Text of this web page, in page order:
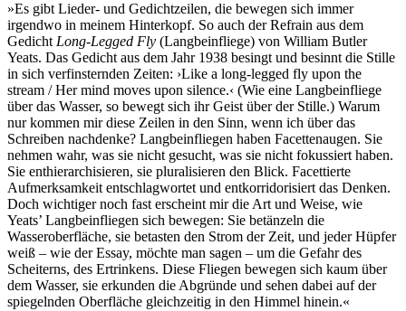
»Es gibt Lieder- und Gedichtzeilen, die bewegen sich immer
irgendwo in meinem Hinterkopf. So auch der Refrain aus dem
GedichtLong-Legged Fly (Langbeinfliege) von William Butler
Yeats. Das Gedicht aus dem Jahr 1938 besingt und besinnt die Stille
in sich verfinsternden Zeiten: ›Like a long-legged fly upon the
stream / Her mind moves upon silence.‹ (Wie eine Langbeinfliege
über das Wasser, so bewegt sich ihr Geist über der Stille.) Warum
nur kommen mir diese Zeilen in den Sinn, wenn ich über das
Schreiben nachdenke? Langbeinfliegen haben Facettenaugen. Sie
nehmen wahr, was sie nicht gesucht, was sie nicht fokussiert haben.
Sie enthierarchisieren, sie pluralisieren den Blick. Facettierte
Aufmerksamkeit entschlagwortet und entkorridorisiert das Denken.
Doch wichtiger noch fast erscheint mir die Art und Weise, wie
Yeats’ Langbeinfliegen sich bewegen: Sie betänzeln die
Wasseroberfläche, sie betasten den Strom der Zeit, und jeder Hüpfer
weiß – wie der Essay, möchte man sagen – um die Gefahr des
Scheiterns, des Ertrinkens. Diese Fliegen bewegen sich kaum über
dem Wasser, sie erkunden die Abgründe und sehen dabei auf der
spiegelnden Oberfläche gleichzeitig in den Himmel hinein.«